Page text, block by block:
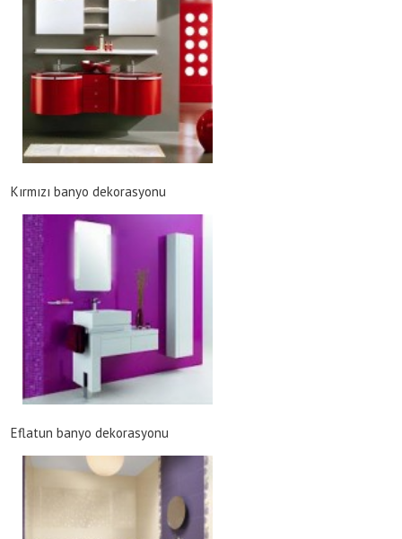
Kırmızı banyo dekorasyonu
Eflatun banyo dekorasyonu